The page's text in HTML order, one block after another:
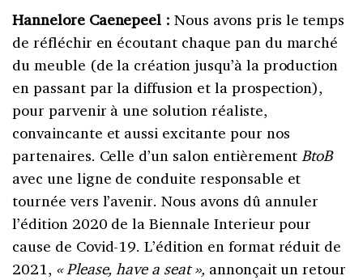
Hannelore Caenepeel : Nous avons pris le temps
de réfléchir en écoutant chaque pan du marché
du meuble (de la création jusqu’à la production
en passant par la diffusion et la prospection),
pour parvenir à une solution réaliste,
convaincante et aussi excitante pour nos
partenaires. Celle d’un salon entièrementBtoB
avec une ligne de conduite responsable et
tournée vers l’avenir. Nous avons dû annuler
l’édition 2020 de la Biennale Interieur pour
cause de Covid-19. L’édition en format réduit de
2021, « Please, have a seat », annonçait un retour